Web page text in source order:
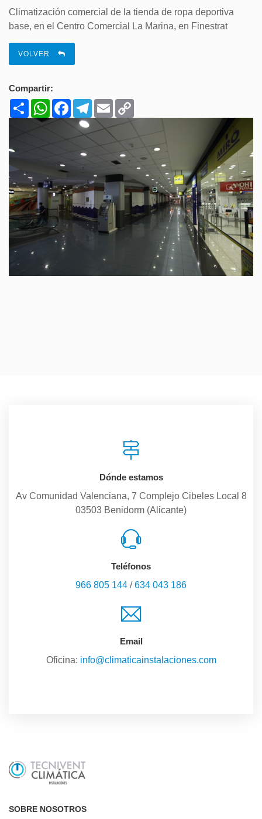
Climatización comercial de la tienda de ropa deportiva
base, en el Centro Comercial La Marina, en Finestrat
VOLVER
Compartir:
ShareWhatsAppFacebookTelegram
Email
Dónde estamos
Av Comunidad Valenciana, 7 Complejo Cibeles Local 8
03503 Benidorm (Alicante)
Teléfonos
966 805 144 /634 043 186
Email
Oficina: info@climaticainstalaciones.com
SOBRE NOSOTROS